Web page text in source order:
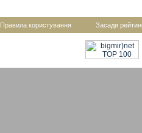
Правила користування Засади